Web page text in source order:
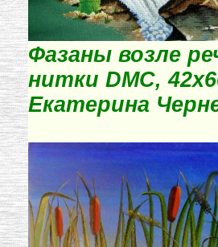
Фазаны возле
нитки DMC,
Екатерина